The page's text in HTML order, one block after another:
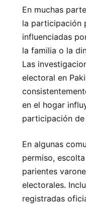
En muchas
la participación
influenciadas
la familia o la
Las
electoral en
en el hogar
participación de
En algunas
permiso,
parientes
electorales.
registradas